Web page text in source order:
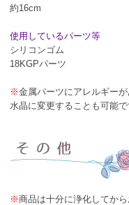
約16cm
使用しているパーツ等
シリコンゴム
18KGPパーツ
※金属パーツにアレルギー
水晶に変更することも可能で
※商品は十分に浄化してから